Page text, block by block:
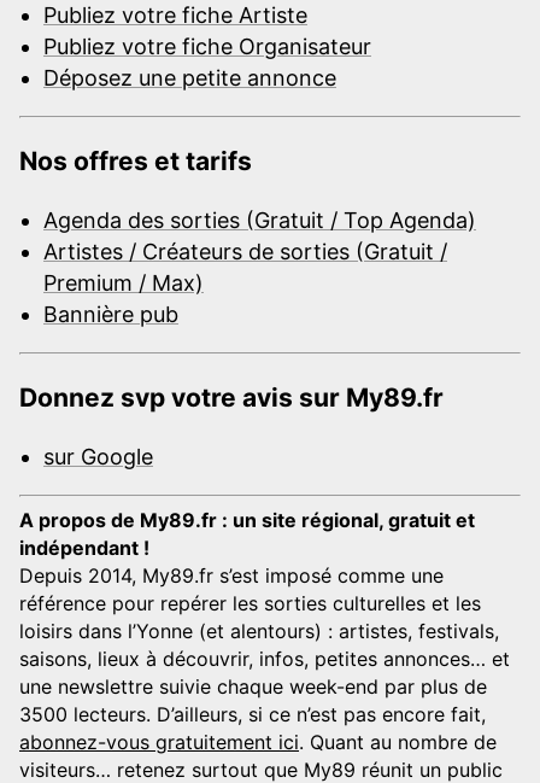
Publiez votre fiche Artiste
Publiez votre fiche Organisateur
Déposez une petite annonce
Nos offres et tarifs
Agenda des sorties (Gratuit / Top Agenda)
Artistes / Créateurs de sorties (Gratuit /
Premium / Max)
Bannière pub
Donnez svp votre avis sur My89.fr
sur Google
A propos de My89.fr : un site régional, gratuit et
indépendant !
Depuis 2014, My89.fr s’est imposé comme une
référence pour repérer les sorties culturelles et les
loisirs dans l’Yonne (et alentours) : artistes, festivals,
saisons, lieux à découvrir, infos, petites annonces… et
une newslettre suivie chaque week-end par plus de
3500 lecteurs. D’ailleurs, si ce n’est pas encore fait,
abonnez-vous gratuitement ici. Quant au nombre de
visiteurs… retenez surtout que My89 réunit un public